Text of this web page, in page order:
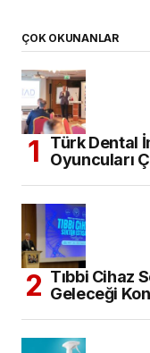
ÇOK OKUNANLAR
Türk Dental
Oyuncuları
Tıbbi Cihaz
Geleceği